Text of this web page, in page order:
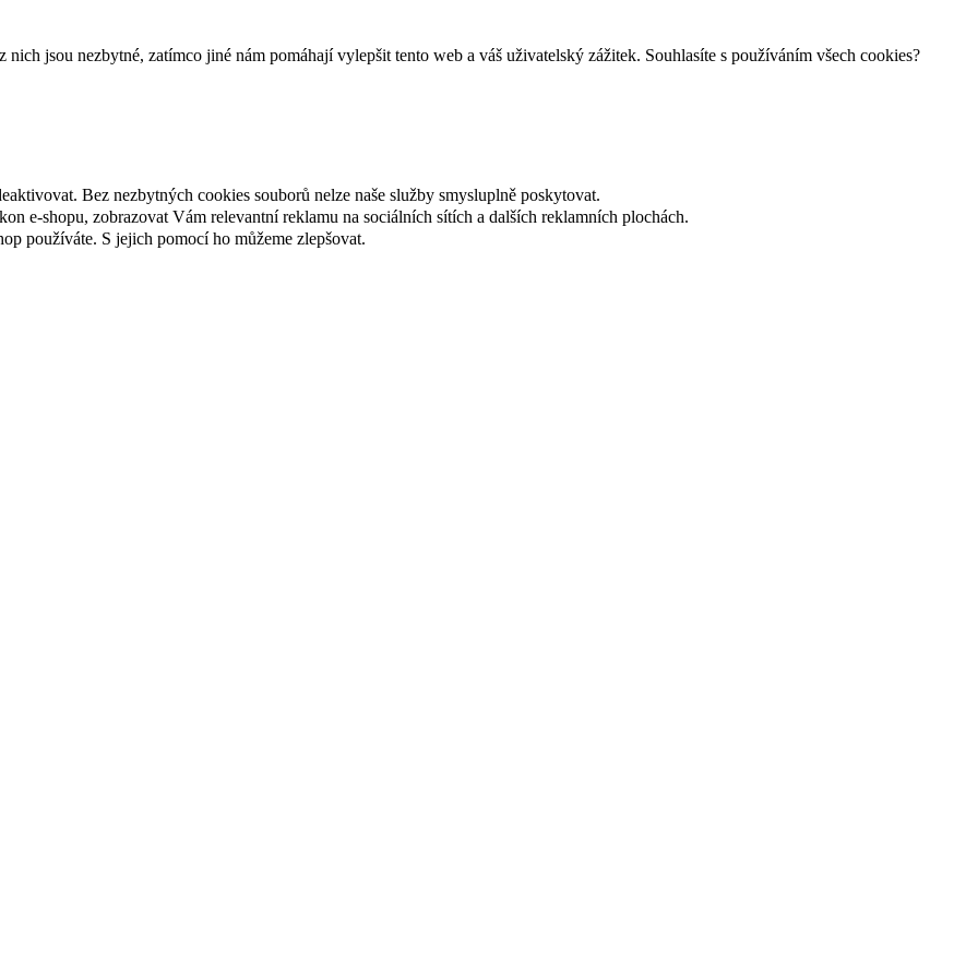
jsou nezbytné, zatímco jiné nám pomáhají vylepšit tento web a váš uživatelský zážitek. Souhlasíte s používáním všech cookies?
Bez nezbytných cookies souborů nelze naše služby smysluplně poskytovat.
e-shopu, zobrazovat Vám relevantní reklamu na sociálních sítích a dalších reklamních plochách.
používáte. S jejich pomocí ho můžeme zlepšovat.